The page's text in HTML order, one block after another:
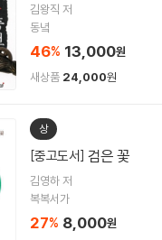
김왕직 저
동녘
46% 13,000원
새상품 24,000원
상
[중고도서] 검은 꽃
김영하 저
복복서가
27% 8,000원